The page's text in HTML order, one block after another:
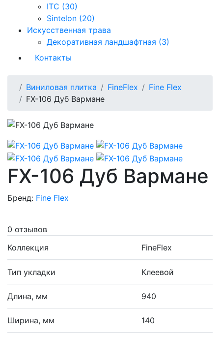
ITC (30)
Sintelon (20)
Искусственная трава
Декоративная ландшафтная (3)
Контакты
Виниловая плитка FineFlex
Fine Flex
FX-106 Дуб Вармане
FX-106 Дуб Вармане
Бренд: Fine Flex
0 отзывов
Коллекция
FineFlex
Тип укладки Клеевой
Длина, мм 940
Ширина, мм 140